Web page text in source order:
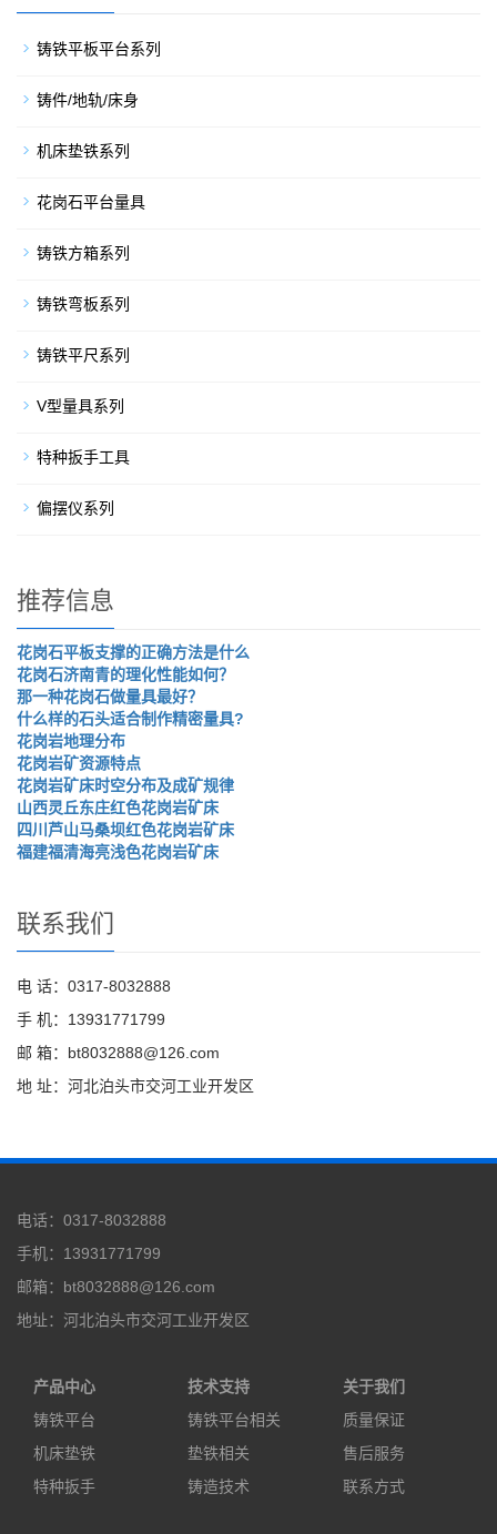
铸铁平板平台系列
铸件/地轨/床身
机床垫铁系列
花岗石平台量具
铸铁方箱系列
铸铁弯板系列
铸铁平尺系列
V型量具系列
特种扳手工具
偏摆仪系列
推荐信息
花岗石平板支撑的正确方法是什么
花岗石济南青的理化性能如何？
那一种花岗石做量具最好？
什么样的石头适合制作精密量具?
花岗岩地理分布
花岗岩矿资源特点
花岗岩矿床时空分布及成矿规律
山西灵丘东庄红色花岗岩矿床
四川芦山马桑坝红色花岗岩矿床
福建福清海亮浅色花岗岩矿床
联系我们
电 话：0317-8032888
手 机：13931771799
邮 箱：bt8032888@126.com
地 址：河北泊头市交河工业开发区
电话：0317-8032888
手机：13931771799
邮箱：bt8032888@126.com
地址：河北泊头市交河工业开发区
产品中心
铸铁平台
机床垫铁
特种扳手
技术支持
铸铁平台相关
垫铁相关
铸造技术
关于我们
质量保证
售后服务
联系方式